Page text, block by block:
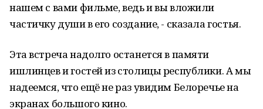
нашем с вами фильме, ведь и вы вложили
частичку души в его создание, - сказала гостья.
Эта встреча надолго останется в памяти
ишлинцев и гостей из столицы республики. А мы
надеемся, что ещё не раз увидим Белоречье на
экранах большого кино.